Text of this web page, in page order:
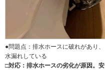
●問題点：排水ホースに破れがあり、
水漏れしている
□対応：排水ホースの劣化が原因。安